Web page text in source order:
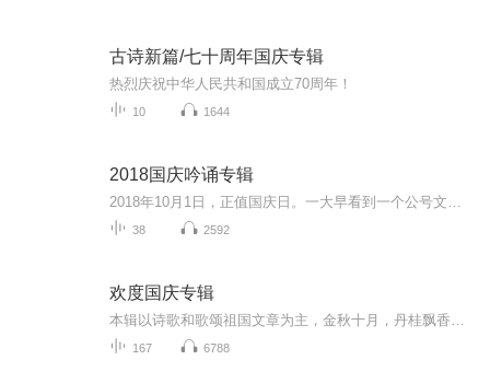
古诗新篇/七十周年国庆专辑
热烈庆祝中华人民共和国成立70周年！
10 1644
2018国庆吟诵专辑
38 2592
欢度国庆专辑
167 6788